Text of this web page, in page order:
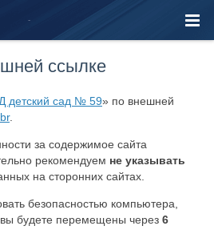
ссылке
детский сад № 59» по внешней
.
за содержимое сайта
рекомендуем не указывать
на сторонних сайтах.
безопасностью компьютера,
вы будете перемещены через 6